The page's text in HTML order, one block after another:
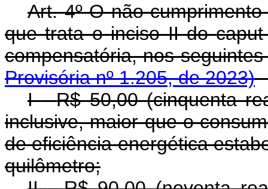
Art. 4º O não
que trata o inciso II do
compensatória, nos
Provisória nº 1.205, de 2023)
I-R$ 50,00 (cinquenta
inclusive, maior que o
de eficiência energética
quilômetro;